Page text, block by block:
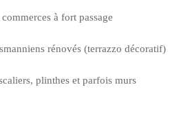
à fort passage
rénovés (terrazzo décoratif)
plinthes et parfois murs